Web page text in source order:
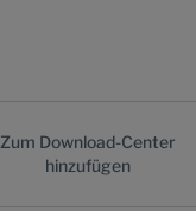
Zum Download-Center
hinzufügen